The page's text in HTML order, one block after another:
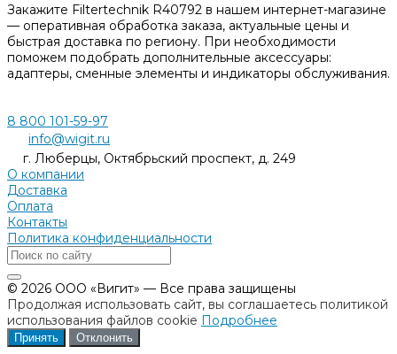
Закажите Filtertechnik R40792 в нашем интернет-магазине
— оперативная обработка заказа, актуальные цены и
быстрая доставка по региону. При необходимости
поможем подобрать дополнительные аксессуары:
адаптеры, сменные элементы и индикаторы обслуживания.
8 800 101-59-97
info@wigit.ru
г. Люберцы, Октябрьский проспект, д. 249
О компании
Доставка
Оплата
Контакты
Политика конфиденциальности
© 2026 ООО «Вигит» — Все права защищены
Продолжая использовать сайт, вы соглашаетесь политикой
использования файлов cookie Подробнее
Принять Отклонить